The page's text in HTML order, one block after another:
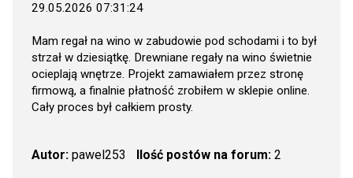
29.05.2026 07:31:24
Mam regał na wino w zabudowie pod schodami i to był
strzał w dziesiątkę. Drewniane regały na wino świetnie
ocieplają wnętrze. Projekt zamawiałem przez stronę
firmową, a finalnie płatność zrobiłem w sklepie online.
Cały proces był całkiem prosty.
Autor: pawel253 Ilość postów na forum:2